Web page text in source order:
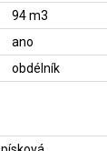
94 m3
ano